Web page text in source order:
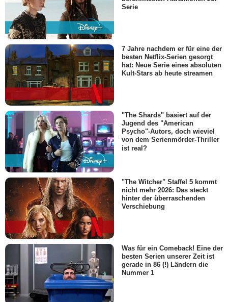
Serie
7 Jahre nachdem er für eine der
besten Netflix-Serien gesorgt
hat: Neue Serie eines absoluten
Kult-Stars ab heute streamen
"The Shards" basiert auf der
Jugend des "American
Psycho"-Autors, doch wieviel
von dem Serienmörder-Thriller
ist real?
"The Witcher" Staffel 5 kommt
nicht mehr 2026: Das steckt
hinter der überraschenden
Verschiebung
Was für ein Comeback! Eine der
besten Serien unserer Zeit ist
gerade in 86 (!) Ländern die
Nummer 1